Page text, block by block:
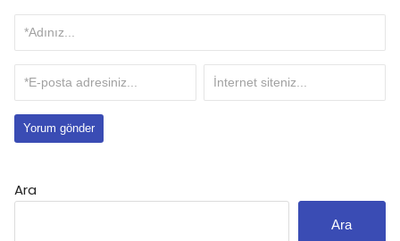
Ara
Ara